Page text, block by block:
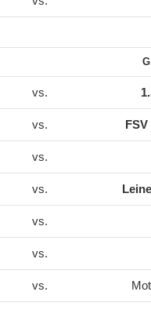
vs.
vs.
vs.
vs.
vs.
vs.
vs.